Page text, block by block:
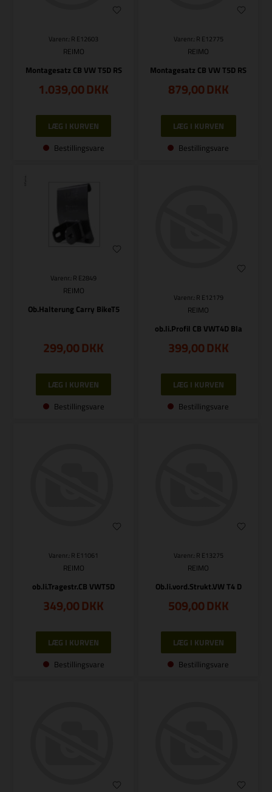
Varenr.: R E12603
REIMO
Montagesatz CB VW T5D RS
1.039,00DKK
Bestillingsvare
Varenr.: R E12775
REIMO
Montagesatz CB VW T5D RS
879,00DKK
Bestillingsvare
Varenr.: R E2849
REIMO
Ob.Halterung Carry BikeT5
299,00DKK
Bestillingsvare
Varenr.: R E12179
REIMO
ob.li.Profil CB VWT4D Bla
399,00DKK
Bestillingsvare
Varenr.: R E11061
REIMO
ob.li.Tragestr.CB VWT5D
349,00DKK
Bestillingsvare
Varenr.: R E13275
REIMO
Ob.li.vord.Strukt.VW T4 D
509,00DKK
Bestillingsvare